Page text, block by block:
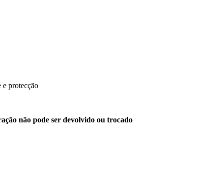
e protecção
não pode ser devolvido ou trocado